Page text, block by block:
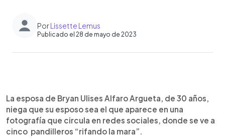
PorLissette Lemus
Publicado el 28 de mayo de 2023
Escuchar artículo
La esposa de Bryan Ulises Alfaro Argueta, de 30 años,
niega que su esposo sea el que aparece en una
fotografía que circula en redes sociales, donde se ve a
cinco pandilleros “rifando la mara”.